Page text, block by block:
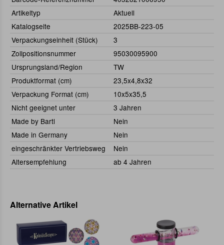
Artikeltyp
Aktuell
Katalogseite
2025BB-223-05
Verpackungseinheit (Stück)
3
Zollpositionsnummer
95030095900
Ursprungsland/Region
TW
Produktformat (cm)
23,5x4,8x32
Verpackung Format (cm)
10x5x35,5
Nicht geeignet unter
3 Jahren
Made by Bartl
Nein
Made in Germany
Nein
eingeschränkter Vertriebsweg
Nein
Altersempfehlung
ab 4 Jahren
Alternative Artikel